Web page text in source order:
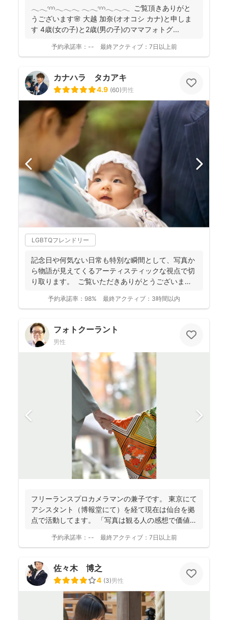
𓂃𓂃𓄺𓂃𓂃𓂃 𓂃𓂃𓄺𓂃𓂃𓂃 ご覧頂きありがと
うございます🌸 大越 加奈(オオコシ カナ)と申しま
す 4歳(女の子)と2歳(男の子)のママフォトグ...
予約承諾率： -- 最終アクティブ： 7日以上前
カナハラ タカアキ
4.9 (60)男性
LGBTQフレンドリー
記念日や何気ない日常も特別な瞬間として、写真か
ら物語が見えてくるアーティスティックな視点で切
り取ります。 ご覧いただきありがとうございま
予約承諾率： 98% 最終アクティブ： 3時間以内
フォトクーラント
男性
フリーランスプロカメラマンの兼子です。 東京にて
アシスタント（博報堂にて）を経て現在は仙台を拠
点で活動してます。 「写真は観る人の感想で価値観
予約承諾率： -- 最終アクティブ： 7日以上前
佐々木 博之
4 (3)男性